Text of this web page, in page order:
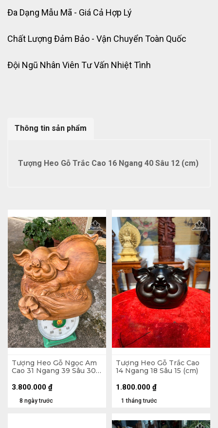
Đa Dạng Mẫu Mã - Giá Cả Hợp Lý
Chất Lượng Đảm Bảo - Vận Chuyển Toàn Quốc
Đội Ngũ Nhân Viên Tư Vấn Nhiệt Tình
Thông tin sản phẩm
Tượng Heo Gỗ Trắc Cao 16 Ngang 40 Sâu 12 (cm)
Tượng Heo Gỗ Ngọc Am
Cao 31 Ngang 39 Sâu 30
8 ngày trước
3.800.000 ₫
Tượng Heo Gỗ Trắc Cao
14 Ngang 18 Sâu 15 (cm)
1 tháng trước
1.800.000 ₫